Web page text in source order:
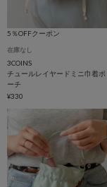
5％OFFクーポン
在庫なし
3COINS
チュールレイヤードミニ巾着ポ
ーチ
¥330